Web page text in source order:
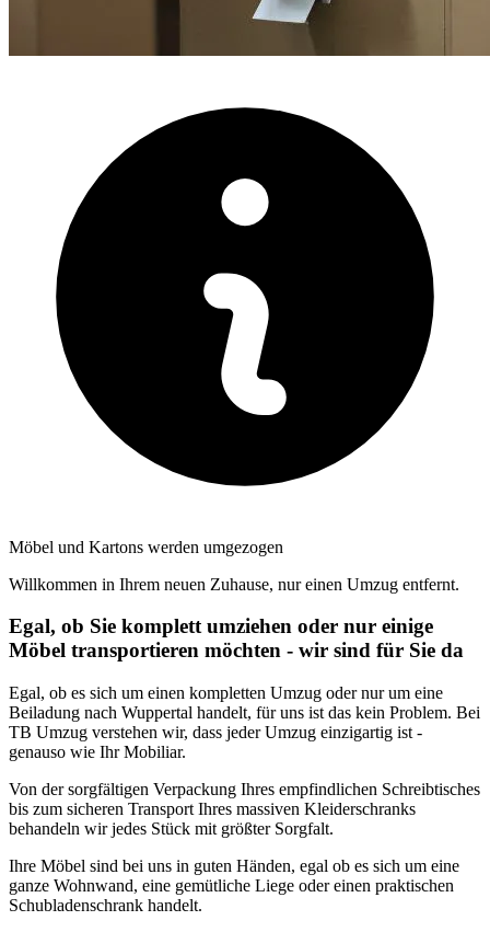
Möbel und Kartons werden umgezogen
Willkommen in Ihrem neuen Zuhause, nur einen Umzug entfernt.
Egal, ob Sie komplett umziehen oder nur einige
Möbel transportieren möchten - wir sind für Sie da
Egal, ob es sich um einen kompletten Umzug oder nur um eine
Beiladung nach Wuppertal handelt, für uns ist das kein Problem. Bei
TB Umzug verstehen wir, dass jeder Umzug einzigartig ist -
genauso wie Ihr Mobiliar.
Von der sorgfältigen Verpackung Ihres empfindlichen Schreibtisches
bis zum sicheren Transport Ihres massiven Kleiderschranks
behandeln wir jedes Stück mit größter Sorgfalt.
Ihre Möbel sind bei uns in guten Händen, egal ob es sich um eine
ganze Wohnwand, eine gemütliche Liege oder einen praktischen
Schubladenschrank handelt.